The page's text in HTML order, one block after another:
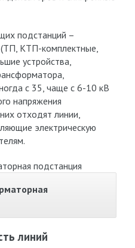
подстанций –
КТП-комплектные,
устройства,
с 35, чаще с 6-10 кВ
напряжения
отходят линии,
электрическую
линий